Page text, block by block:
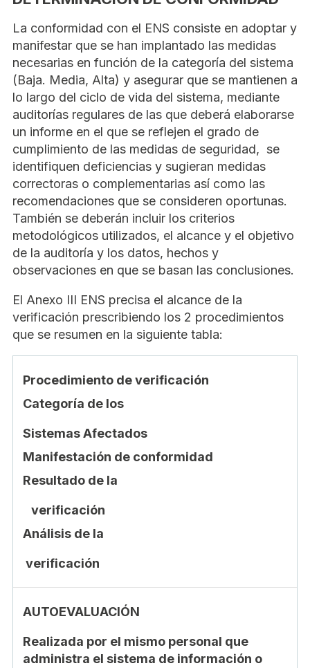
La conformidad con el ENS consiste en adoptar y
manifestar que se han implantado las medidas
necesarias en función de la categoría del sistema
(Baja. Media, Alta) y asegurar que se mantienen a
lo largo del ciclo de vida del sistema, mediante
auditorías regulares de las que deberá elaborarse
un informe en el que se reflejen el grado de
cumplimiento de las medidas de seguridad, se
identifiquen deficiencias y sugieran medidas
correctoras o complementarias así como las
recomendaciones que se consideren oportunas.
También se deberán incluir los criterios
metodológicos utilizados, el alcance y el objetivo
de la auditoría y los datos, hechos y
observaciones en que se basan las conclusiones.
El Anexo III ENS precisa el alcance de la
verificación prescribiendo los 2 procedimientos
que se resumen en la siguiente tabla:
Procedimiento de verificación
Categoría de los
Sistemas Afectados
Manifestación de conformidad
Resultado de la
verificación
Análisis de la
verificación
AUTOEVALUACIÓN
Realizada por el mismo personal que
administra el sistema de información o